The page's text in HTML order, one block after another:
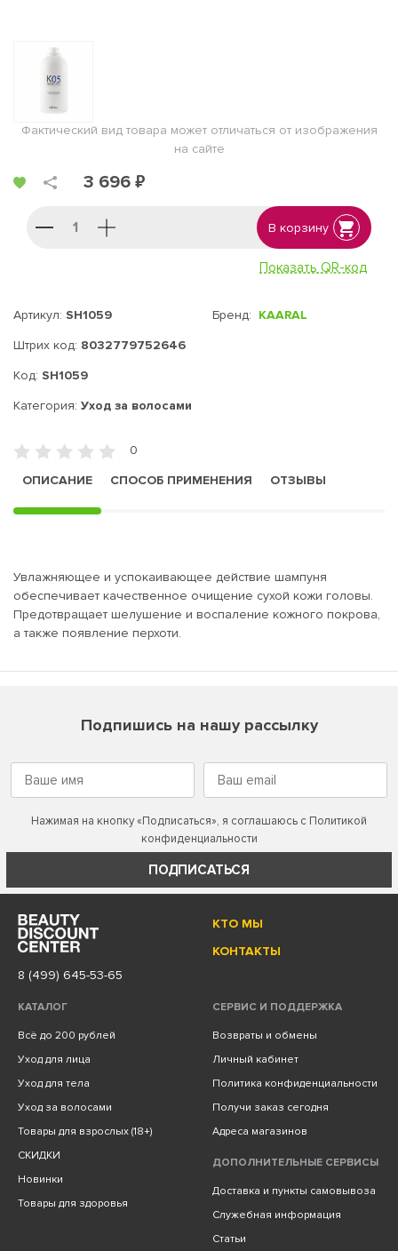
Фактический вид товара может отличаться от изображения
на сайте
3 696 ₽
В корзину
Показать QR-код
Артикул: SH1059
Штрих код: 8032779752646
Код: SH1059
Бренд: KAARAL
Категория: Уход за волосами
0
ОПИСАНИЕ
СПОСОБ ПРИМЕНЕНИЯ ОТЗЫВЫ
Увлажняющее и успокаивающее действие шампуня
обеспечивает качественное очищение сухой кожи головы.
Предотвращает шелушение и воспаление кожного покрова,
а также появление перхоти.
Подпишись на нашу рассылку
Нажимая на кнопку «Подписаться», я соглашаюсь с Политикой
конфиденциальности
ПОДПИСАТЬСЯ
КТО МЫ
КОНТАКТЫ
8 (499) 645-53-65
КАТАЛОГ
Всё до 200 рублей
Уход для лица
Уход для тела
Уход за волосами
Товары для взрослых (18+)
СКИДКИ
Новинки
Товары для здоровья
СЕРВИС И ПОДДЕРЖКА
Возвраты и обмены
Личный кабинет
Политика конфиденциальности
Получи заказ сегодня
Адреса магазинов
ДОПОЛНИТЕЛЬНЫЕ СЕРВИСЫ
Доставка и пункты самовывоза
Служебная информация
Статьи